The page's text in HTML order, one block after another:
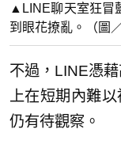
▲LINE聊天室狂冒
到眼花撩亂。（圖
不過，LINE憑
上在短期內難
仍有待觀察。